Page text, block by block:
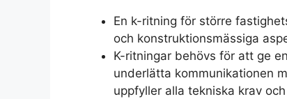
En k-ritning för större
och konstruktionsmässiga
K-ritningar behövs för att ge
underlätta kommunikationen
uppfyller alla tekniska krav